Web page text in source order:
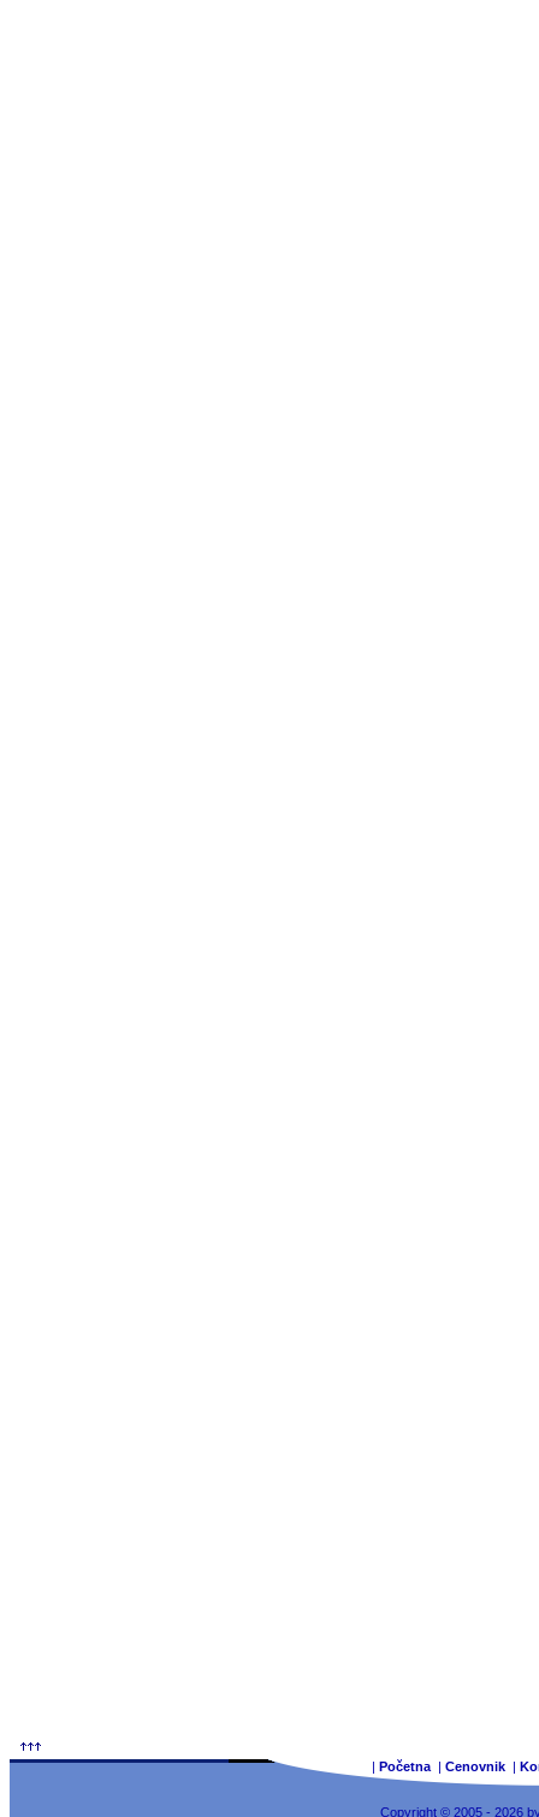
| Početna | Cenovnik |
Copyright © 2005 - 2026